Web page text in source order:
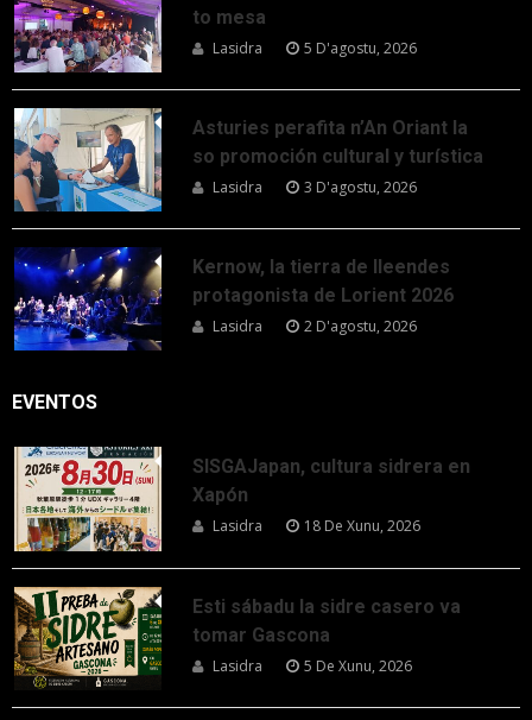
to mesa
Lasidra 5 D'agostu, 2026
Asturies perafita n’An Oriant la
so promoción cultural y turística
Lasidra 3 D'agostu, 2026
Kernow, la tierra de lleendes
protagonista de Lorient 2026
Lasidra 2 D'agostu, 2026
EVENTOS
SISGAJapan, cultura sidrera en
Xapón
Lasidra 18 De Xunu, 2026
Esti sábadu la sidre casero va
tomar Gascona
Lasidra 5 De Xunu, 2026